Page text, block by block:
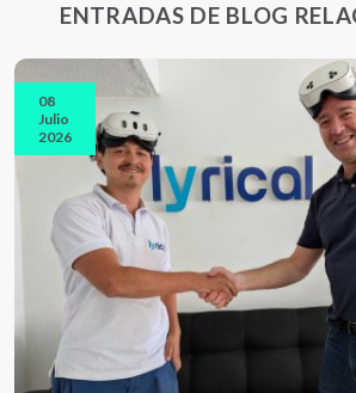
ENTRADAS DE BLOG
08
Julio
2026